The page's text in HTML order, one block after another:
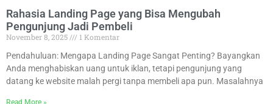
Rahasia Landing Page yang Bisa Mengubah
Pengunjung Jadi Pembeli
November 8, 2025
1 Komentar
Pendahuluan: Mengapa Landing Page Sangat Penting? Bayangkan
Anda menghabiskan uang untuk iklan, tetapi pengunjung yang
datang ke website malah pergi tanpa membeli apa pun. Masalahnya
Read More »